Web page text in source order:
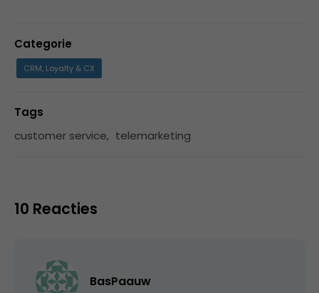
Categorie
CRM, Loyalty & CX
Tags
customer service, telemarketing
10 Reacties
BasPaauw